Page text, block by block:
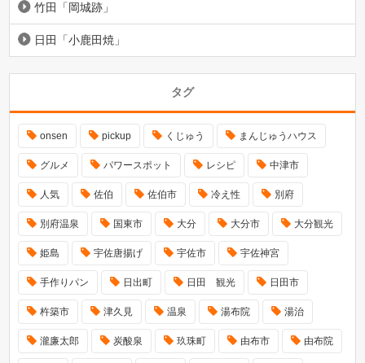
竹田「岡城跡」
日田「小鹿田焼」
タグ
onsen pickup くじゅう まんじゅうハウス
グルメ パワースポット レシピ 中津市
人気 佐伯 佐伯市 冷え性 別府
別府温泉 国東市 大分 大分市 大分観光
姫島 宇佐唐揚げ 宇佐市 宇佐神宮
手作りパン 日出町 日田 観光 日田市
杵築市 津久見 温泉 湯布院 湯治
瀧廉太郎 炭酸泉 玖珠町 由布市 由布院